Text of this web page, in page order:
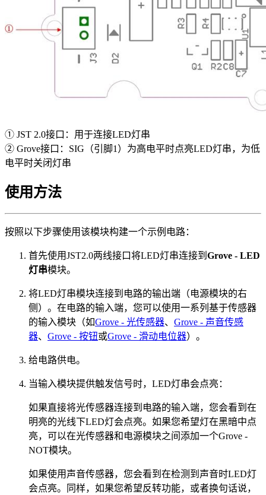
① JST 2.0接口：用于连接LED灯串
② Grove接口：SIG（引脚1）为高电平时点亮LED灯串，为低
电平时关闭灯串
使用方法
按照以下步骤使用该模块构建一个示例电路：
首先使用JST2.0两线接口将LED灯串连接到 Grove - LED
灯串模块。
将LED灯串模块连接到电路的输出端（电源模块的右
侧）。在电路的输入端，您可以使用一系列基于传感器
的输入模块（如Grove - 光传感器、 Grove - 声音传感
器、 Grove - 按钮或Grove - 滑动电位器）。
给电路供电。
当输入模块提供触发信号时，LED灯串会点亮：
如果直接将光传感器连接到电路的输入端，您会看到在
明亮的光线下LED灯会点亮。如果您希望灯在黑暗中点
亮，可以在光传感器和电源模块之间添加一个Grove -
NOT模块。
如果使用声音传感器，您会看到在检测到声音时LED灯
会点亮。同样，如果您希望反转功能，或者换句话说，